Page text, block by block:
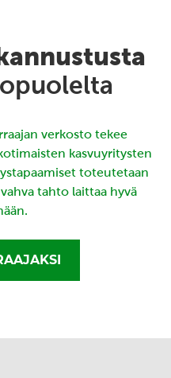
verkosto tekee
kasvuyritysten
toteutetaan
tahto laittaa hyvä